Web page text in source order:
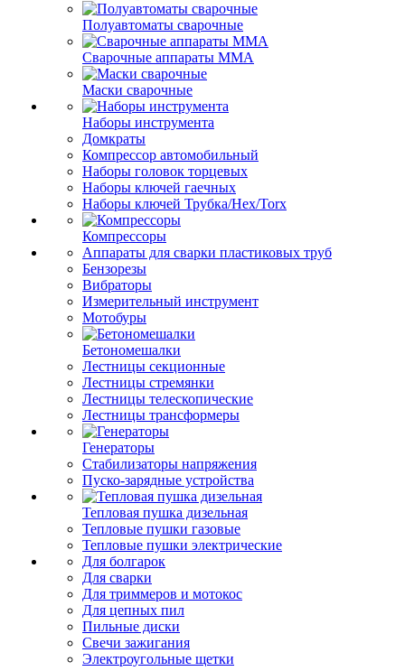
Полуавтоматы сварочные
Сварочные аппараты ММА
Маски сварочные
Наборы инструмента
Домкраты
Компрессор автомобильный
Наборы головок торцевых
Наборы ключей гаечных
Наборы ключей Трубка/Hex/Torx
Компрессоры
Аппараты для сварки пластиковых труб
Бензорезы
Вибраторы
Измерительный инструмент
Мотобуры
Бетономешалки
Лестницы секционные
Лестницы стремянки
Лестницы телескопические
Лестницы трансформеры
Генераторы
Стабилизаторы напряжения
Пуско-зарядные устройства
Тепловая пушка дизельная
Тепловые пушки газовые
Тепловые пушки электрические
Для болгарок
Для сварки
Для триммеров и мотокос
Для цепных пил
Пильные диски
Свечи зажигания
Электроугольные щетки